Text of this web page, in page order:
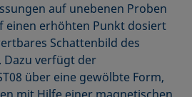
auf unebenen Proben
einen erhöhten Punkt dosiert
Schattenbild des
Dazu verfügt der
über eine gewölbte Form,